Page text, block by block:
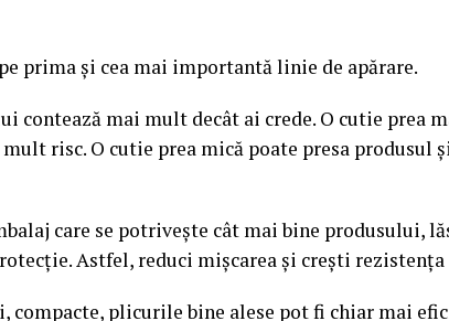
prima și cea mai importantă linie de apărare.
contează mai mult decât ai crede. O cutie prea
risc. O cutie prea mică poate presa produsul
care se potrivește cât mai bine produsului,
Astfel, reduci mișcarea și crești
compacte, plicurile bine alese pot fi chiar mai